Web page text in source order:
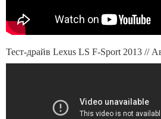
Тест-драйв Lexus LS F-Sport 2013 //